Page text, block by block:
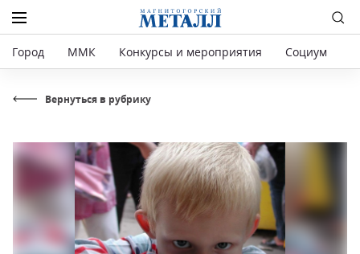
Город ММК Конкурсы и мероприятия Социум
Вернуться в рубрику